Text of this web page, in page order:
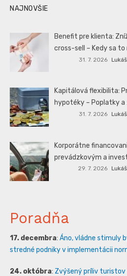
NAJNOVŠIE
Benefit pre klienta:
cross-sell – Kedy sa
31. 7. 2026
Kapitálová flexibilita:
hypotéky – Poplatky
31. 7. 2026
Korporátne
prevádzkovým a
29. 7. 2026
Poradňa
17. decembra: Áno, vládne stimuly
stredné podniky v implementácii
24. októbra: Zvýšený príliv turistov